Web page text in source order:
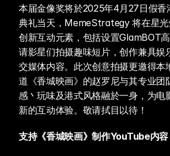
本届金像奖将於2025年4月27日假香
典礼当天，MemeStrategy 将在星
创新互动元素，包括设置GlamBOT
请影星们拍摄趣味短片，创作兼具娱
交媒体内容。此次创意拍摄更邀得本
道《香城映画》的赵罗尼与其专业团
感丶玩味及港式风格融於一身，为电
新的互动体验。敬请拭目以待！
支持《香城映画》制作YouTube内